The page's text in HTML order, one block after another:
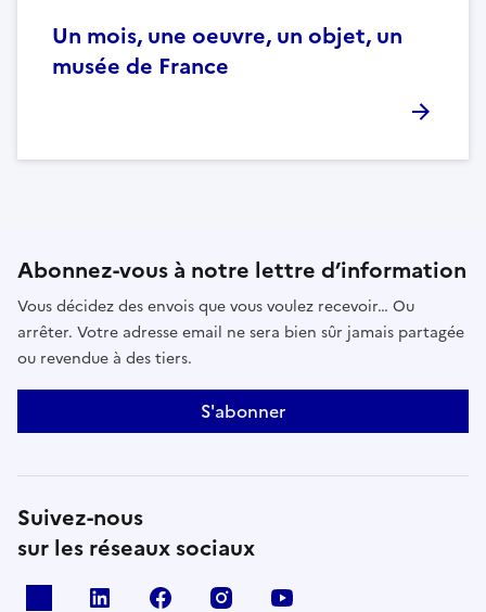
Un mois, une oeuvre, un objet, un
musée de France
Abonnez-vous à notre lettre d’information
Vous décidez des envois que vous voulez recevoir… Ou
arrêter. Votre adresse email ne sera bien sûr jamais partagée
ou revendue à des tiers.
S'abonner
Suivez-nous
sur les réseaux sociaux
linkedin facebook instagram